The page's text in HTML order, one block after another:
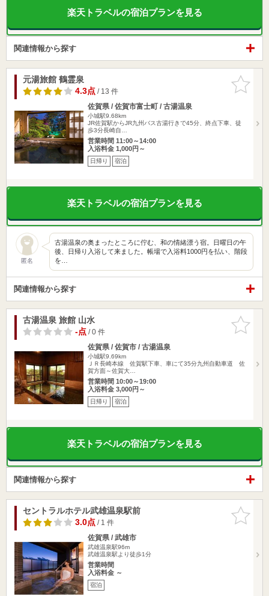
楽天トラベルの宿泊プランを見る
関連情報から探す
お気に入
りに追加
元湯旅館 鶴霊泉
4.3点/ 13 件
佐賀県 / 佐賀市富士町 / 古湯温泉
小城駅9.68km
JR佐賀駅からJR九州バス古湯行きで45分、終点下車、徒
歩3分長崎自…
営業時間 11:00～14:00
入浴料金 1,000円～
日帰り 宿泊
楽天トラベルの宿泊プランを見る
匿名
古湯温泉の奥まったところに佇む、和の情緒漂う宿。日曜日の午
後、日帰り入浴して来ました。帳場で入浴料1000円を払い、階段
を…
関連情報から探す
お気に入
りに追加
古湯温泉 旅館 山水
-点/ 0 件
佐賀県 / 佐賀市 / 古湯温泉
小城駅9.69km
ＪＲ長崎本線 佐賀駅下車、車にて35分九州自動車道 佐
賀方面～佐賀大…
営業時間 10:00～19:00
入浴料金 3,000円～
日帰り 宿泊
楽天トラベルの宿泊プランを見る
関連情報から探す
お気に入
りに追加
セントラルホテル武雄温泉駅前
3.0点/ 1 件
佐賀県 / 武雄市
武雄温泉駅96m
武雄温泉駅より徒歩1分
営業時間
入浴料金 ～
宿泊